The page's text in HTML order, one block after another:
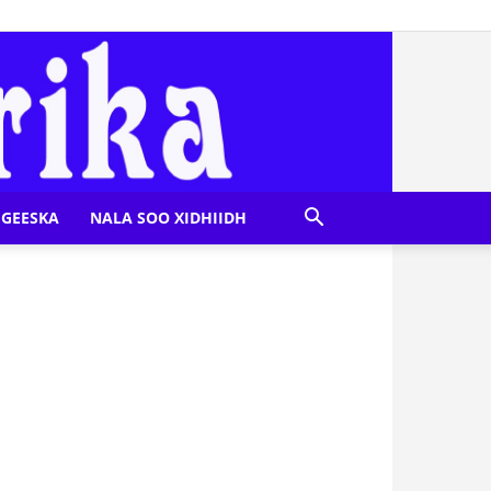
NALA SOO XIDHIIDH